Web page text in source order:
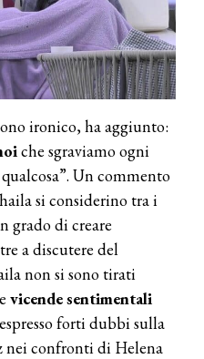
ironico, ha aggiunto:
che sgraviamo ogni
Un commento
si considerino tra i
grado di creare
a discutere del
non si sono tirati
vicende sentimentali
forti dubbi sulla
nei confronti di Helena